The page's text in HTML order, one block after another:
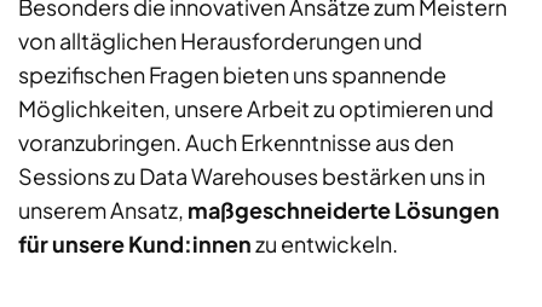
Besonders die innovativen Ansätze zum Meistern
von alltäglichen Herausforderungen und
spezifischen Fragen bieten uns spannende
Möglichkeiten, unsere Arbeit zu optimieren und
voranzubringen. Auch Erkenntnisse aus den
Sessions zu Data Warehouses bestärken uns in
unserem Ansatz, maßgeschneiderte Lösungen
für unsere Kund:innenzu entwickeln.